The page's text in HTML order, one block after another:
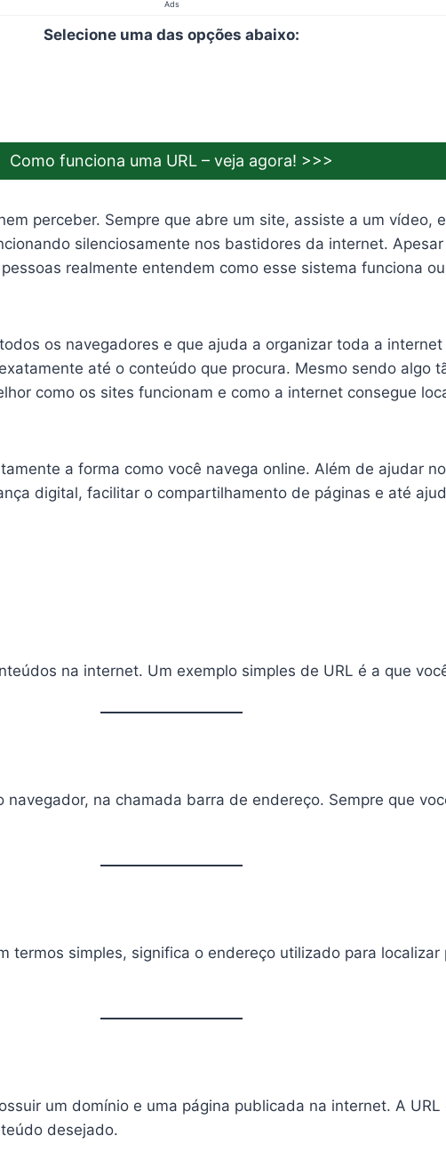
Ads
Selecione uma das opções abaixo:
Como funciona uma URL – veja agora! >>>
perceber. Sempre que abre um site, assiste a um vídeo,
silenciosamente nos bastidores da internet.
realmente entendem como esse sistema funciona
os navegadores e que ajuda a organizar toda a
até o conteúdo que procura. Mesmo sendo algo
como os sites funcionam e como a internet consegue
a forma como você navega online. Além de ajudar
digital, facilitar o compartilhamento de páginas e até
na internet. Um exemplo simples de URL é a que
na chamada barra de endereço. Sempre que
termos simples, significa o endereço utilizado para
um domínio e uma página publicada na internet. A
desejado.